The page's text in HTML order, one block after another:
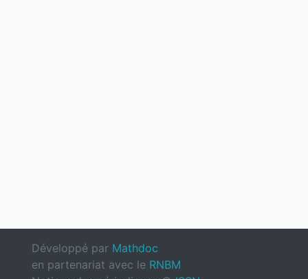
Développé par Mathdoc
en partenariat avec le RNBM